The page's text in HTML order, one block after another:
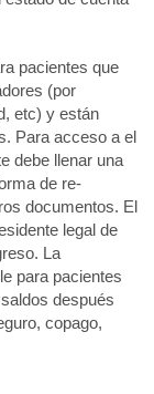
pacientes que
(por
etc) y están
Para acceso a el
debe llenar una
de re-
documentos. El
legal de
La
para pacientes
después
copago,